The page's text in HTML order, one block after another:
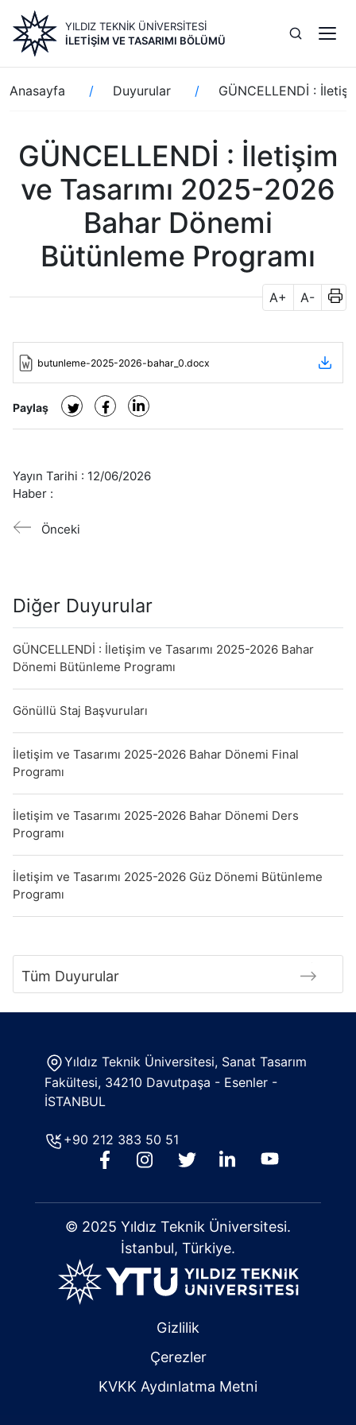
içeriğe
atla
YILDIZ TEKNİK ÜNİVERSİTESİ
İLETIŞIM VE TASARIMI BÖLÜMÜ
Sayfa
yolu
Anasayfa Duyurular GÜNCELLENDİ :
GÜNCELLENDİ : İletişim
ve Tasarımı 2025-2026
Bahar Dönemi
Bütünleme Programı
A+ A-
butunleme-2025-2026-bahar_0.docx
Paylaş
Yayın Tarihi : 12/06/2026
Haber :
Önceki
Diğer Duyurular
GÜNCELLENDİ : İletişim ve Tasarımı 2025-2026 Bahar
Dönemi Bütünleme Programı
Gönüllü Staj Başvuruları
İletişim ve Tasarımı 2025-2026 Bahar Dönemi Final
Programı
İletişim ve Tasarımı 2025-2026 Bahar Dönemi Ders
Programı
İletişim ve Tasarımı 2025-2026 Güz Dönemi Bütünleme
Programı
Tüm Duyurular
Yıldız Teknik Üniversitesi, Sanat Tasarım
Fakültesi, 34210 Davutpaşa - Esenler -
İSTANBUL
+90 212 383 50 51
© 2025 Yıldız Teknik Üniversitesi.
İstanbul, Türkiye.
Gizlilik
Çerezler
KVKK Aydınlatma Metni